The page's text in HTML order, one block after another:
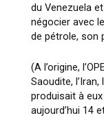
du Venezuela
négocier avec
de pétrole, son
(A l’origine,
Saoudite,
produisait à
aujourd’hui 14